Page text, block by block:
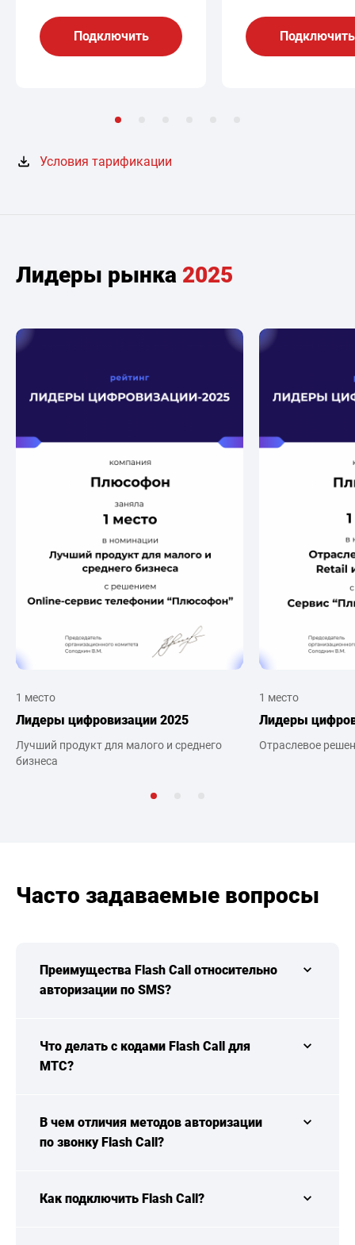
Подключить Подключить
Условия тарификации
Лидеры рынка 2025
1 место
Лидеры цифровизации 2025
Лучший продукт для малого и среднего
бизнеса
1 место
Лидеры
Отраслевое
Часто задаваемые вопросы
Преимущества Flash Call относительно
авторизации по SMS?
Что делать с кодами Flash Call для
МТС?
В чем отличия методов авторизации
по звонку Flash Call?
Как подключить Flash Call?